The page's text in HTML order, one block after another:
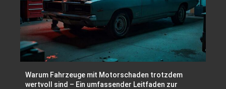
Warum Fahrzeuge mit Motorschaden trotzdem
wertvoll sind – Ein umfassender Leitfaden zur